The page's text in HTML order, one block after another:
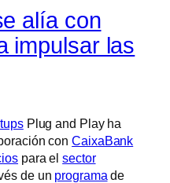
alía con
impulsar las
Plug and Play ha
conCaixaBank
para elsector
de un programa de